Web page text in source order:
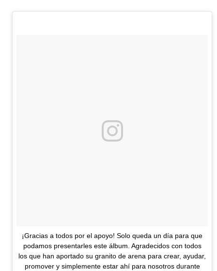
¡Gracias a todos por el apoyo! Solo queda un día para que
podamos presentarles este álbum. Agradecidos con todos
los que han aportado su granito de arena para crear, ayudar,
promover y simplemente estar ahí para nosotros durante